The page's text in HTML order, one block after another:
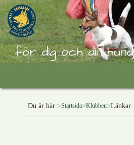
för dig och din hund
Du är här: Startsida Klubben Länkar